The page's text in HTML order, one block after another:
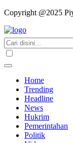
Copyright @2025
Home
Trending
Headline
News
Hukrim
Pemerintahan
Politik